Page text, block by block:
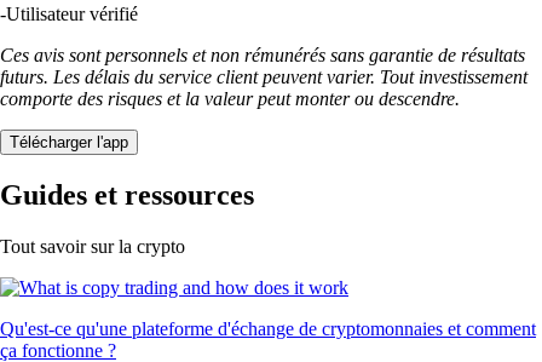
-Utilisateur vérifié
Ces avis sont personnels et non rémunérés sans garantie de résultats
futurs. Les délais du service client peuvent varier. Tout investissement
comporte des risques et la valeur peut monter ou descendre.
Télécharger l'app
Guides et ressources
Tout savoir sur la crypto
Qu'est-ce qu'une plateforme d'échange de cryptomonnaies et comment
ça fonctionne ?